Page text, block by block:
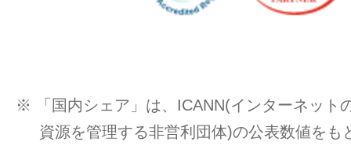
※ 「国内シェア」は、ICANN(インターネット
資源を管理する非営利団体)の公表数値をも